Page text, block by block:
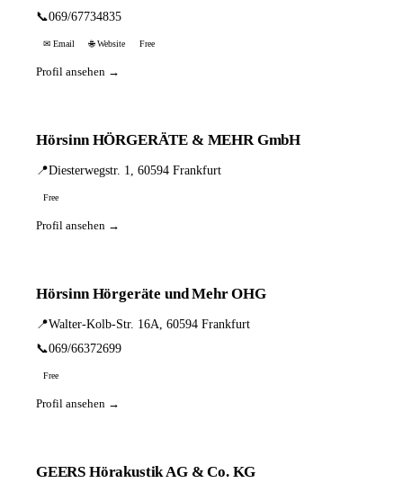
📞069/67734835
✉ Email 🌐 Website Free
Profil ansehen →
Hörsinn HÖRGERÄTE & MEHR GmbH
📍Diesterwegstr. 1, 60594 Frankfurt
Free
Profil ansehen →
Hörsinn Hörgeräte und Mehr OHG
📍Walter-Kolb-Str. 16A, 60594 Frankfurt
📞069/66372699
Free
Profil ansehen →
GEERS Hörakustik AG & Co. KG